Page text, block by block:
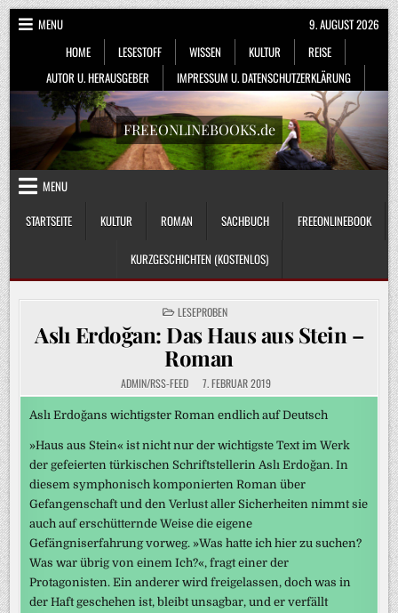
Skip
to
content
MENU
HOME
LESESTOFF WISSEN KULTUR
REISE
AUTOR U. HERAUSGEBER
IMPRESSUM U. DATENSCHUTZERKLÄRUNG
9. AUGUST 2026
FREEONLINEBOOKS.de
MENU
STARTSEITE
KULTUR ROMAN SACHBUCH FREEONLINEBOOK
KURZGESCHICHTEN (KOSTENLOS)
POSTED
IN
LESEPROBEN
Aslı Erdoğan: Das Haus aus Stein –
Roman
ADMIN/RSS-FEED 7. FEBRUAR 2019
Aslı Erdoğans wichtigster Roman endlich auf Deutsch
»Haus aus Stein« ist nicht nur der wichtigste Text im Werk
der gefeierten türkischen Schriftstellerin Aslı Erdoğan. In
diesem symphonisch komponierten Roman über
Gefangenschaft und den Verlust aller Sicherheiten nimmt sie
auch auf erschütternde Weise die eigene
Gefängniserfahrung vorweg. »Was hatte ich hier zu suchen?
Was war übrig von einem Ich?«, fragt einer der
Protagonisten. Ein anderer wird freigelassen, doch was in
der Haft geschehen ist, bleibt unsagbar, und er verfällt